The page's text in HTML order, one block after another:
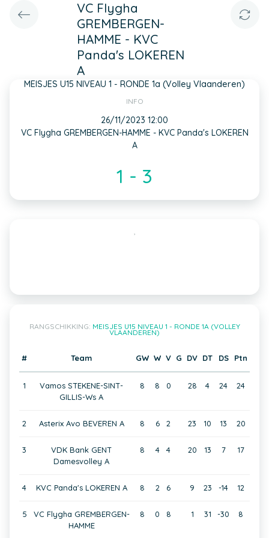
VC Flygha
GREMBERGEN-
HAMME - KVC
Panda's LOKEREN
A
MEISJES U15 NIVEAU 1 - RONDE 1a (Volley Vlaanderen)
INFO
26/11/2023 12:00
VC Flygha GREMBERGEN-HAMME - KVC Panda's LOKEREN
A
1 - 3
,
RANGSCHIKKING: MEISJES U15 NIVEAU 1 - RONDE 1A (VOLLEY
VLAANDEREN)
# Team GW W V G DV DT DS Ptn
1
Vamos STEKENE-SINT-
GILLIS-Ws A
8 8 0 28 4 24 24
2 Asterix Avo BEVEREN A 8 6 2 23 10 13 20
3
VDK Bank GENT
Damesvolley A
8 4 4 20 13 7 17
4 KVC Panda's LOKEREN A 8 2 6 9 23 -14 12
5
VC Flygha GREMBERGEN-
HAMME
8 0 8 1 31 -30 8